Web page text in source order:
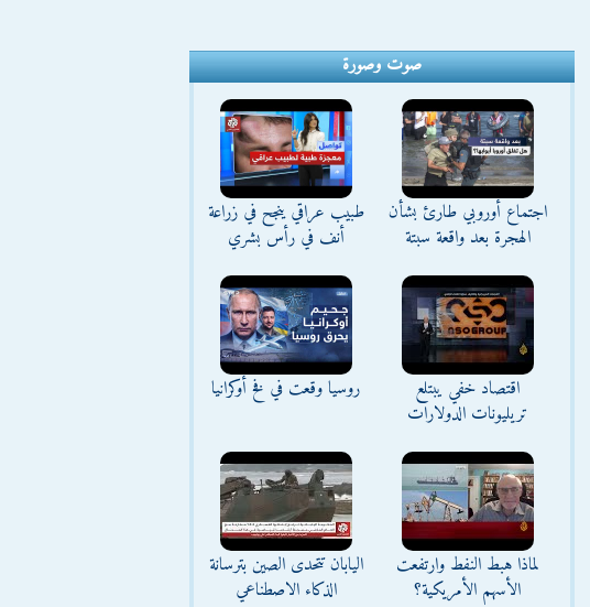
صوت وصورة
اجتماع أوروبي طارئ بشأن
الهجرة بعد واقعة سبتة
طبيب عراقي ينجح في زراعة
أنف في رأس بشري
اقتصاد خفي يبتلع
تريليونات الدولارات
روسيا وقعت في فخ أوكرانيا
لماذا هبط النفط وارتفعت
الأسهم الأمريكية؟
اليابان تتحدى الصين بترسانة
الذكاء الاصطناعي